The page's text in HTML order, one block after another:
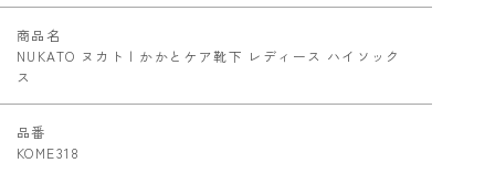
商品名
NUKATO ヌカト | かかとケア靴下 レディース ハイソック
ス
品番
KOME318